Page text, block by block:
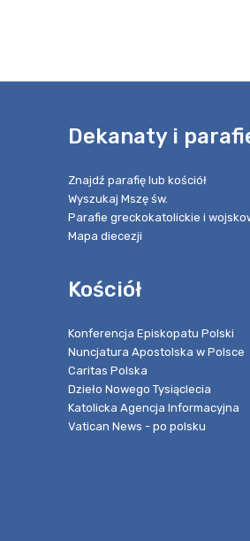
Dekanaty i
Znajdź parafię lub kościół
Wyszukaj Mszę św.
Parafie greckokatolickie i
Mapa diecezji
Kościół
Konferencja Episkopatu Polski
Nuncjatura Apostolska w Polsce
Caritas Polska
Dzieło Nowego Tysiąclecia
Katolicka Agencja Informacyjna
Vatican News - po polsku